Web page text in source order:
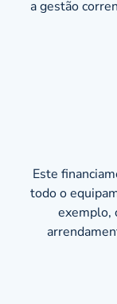
a gestão
Este
todo o
exemplo,